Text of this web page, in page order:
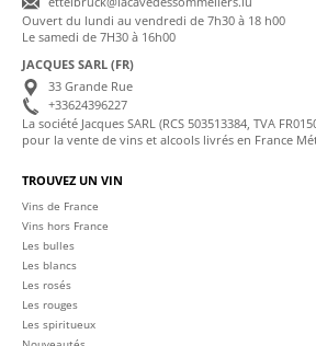
Ouvert du lundi au vendredi de 7h30 à 18 h00
Le samedi de 7H30 à 16h00
JACQUES SARL (FR)
33 Grande Rue
+33624396227
pour la vente de vins et alcools livrés en France
TROUVEZ UN VIN
Vins de France
Vins hors France
Les bulles
Les blancs
Les rosés
Les rouges
Les spiritueux